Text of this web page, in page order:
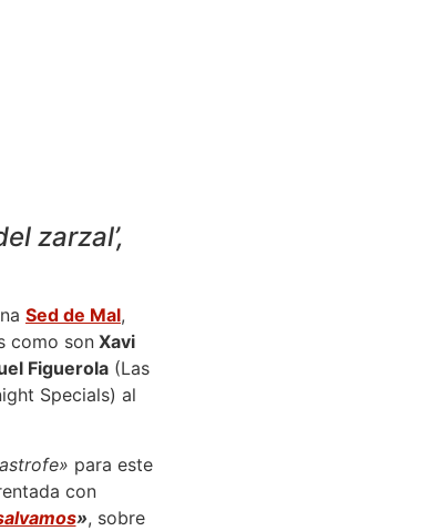
zarzal’,
Sed de Mal,
como sonXavi
Figuerola(Las
Specials) al
para este
con
», sobre